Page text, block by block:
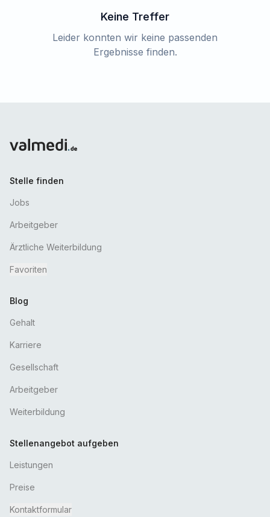
Keine Treffer
Leider konnten wir keine passenden
Ergebnisse finden.
Stelle finden
Jobs
Arbeitgeber
Ärztliche Weiterbildung
Favoriten
Blog
Gehalt
Karriere
Gesellschaft
Arbeitgeber
Weiterbildung
Stellenangebot aufgeben
Leistungen
Preise
Kontaktformular